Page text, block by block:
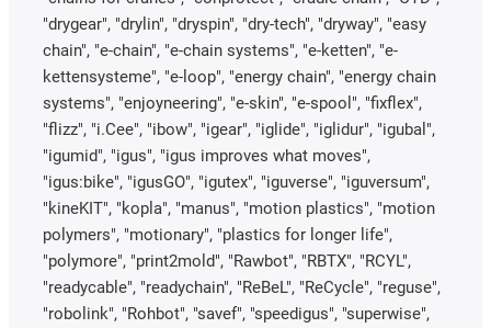
"drygear", "drylin", "dryspin", "dry-tech", "dryway", "easy
chain", "e-chain", "e-chain systems", "e-ketten", "e-
kettensysteme", "e-loop", "energy chain", "energy chain
systems", "enjoyneering", "e-skin", "e-spool", "fixflex",
"flizz", "i.Cee", "ibow", "igear", "iglide", "iglidur", "igubal",
"igumid", "igus", "igus improves what moves",
"igus:bike", "igusGO", "igutex", "iguverse", "iguversum",
"kineKIT", "kopla", "manus", "motion plastics", "motion
polymers", "motionary", "plastics for longer life",
"polymore", "print2mold", "Rawbot", "RBTX", "RCYL",
"readycable", "readychain", "ReBeL", "ReCycle", "reguse",
"robolink", "Rohbot", "savef", "speedigus", "superwise",